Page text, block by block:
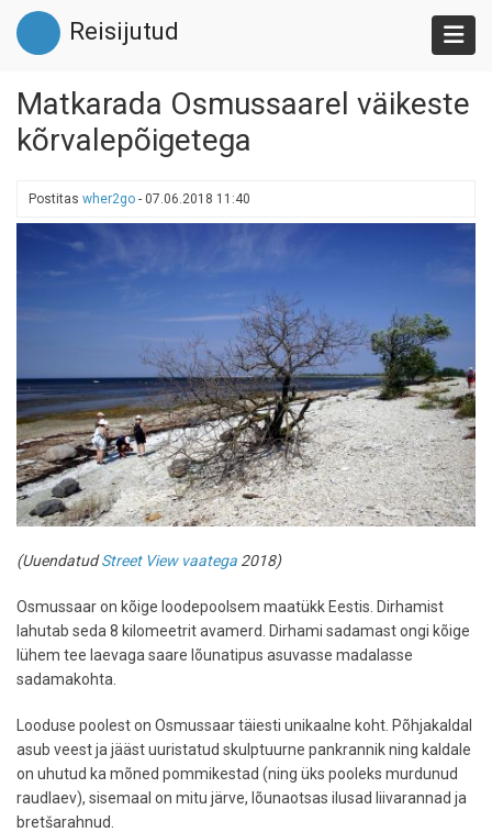
Liigu
edasi
põhisisu
Reisijutud
Matkarada Osmussaarel väikeste
kõrvalepõigetega
Postitas wher2go - 07.06.2018 11:40
(UuendatudStreet View vaatega 2018)
Osmussaar on kõige loodepoolsem maatükk Eestis. Dirhamist
lahutab seda 8 kilomeetrit avamerd. Dirhami sadamast ongi kõige
lühem tee laevaga saare lõunatipus asuvasse madalasse
sadamakohta.
Looduse poolest on Osmussaar täiesti unikaalne koht. Põhjakaldal
asub veest ja jääst uuristatud skulptuurne pankrannik ning kaldale
on uhutud ka mõned pommikestad (ning üks pooleks murdunud
raudlaev), sisemaal on mitu järve, lõunaotsas ilusad liivarannad ja
bretšarahnud.